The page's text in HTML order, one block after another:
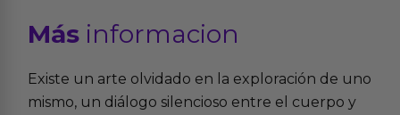
Más informacion
Existe un arte olvidado en la exploración de uno
mismo, un diálogo silencioso entre el cuerpo y